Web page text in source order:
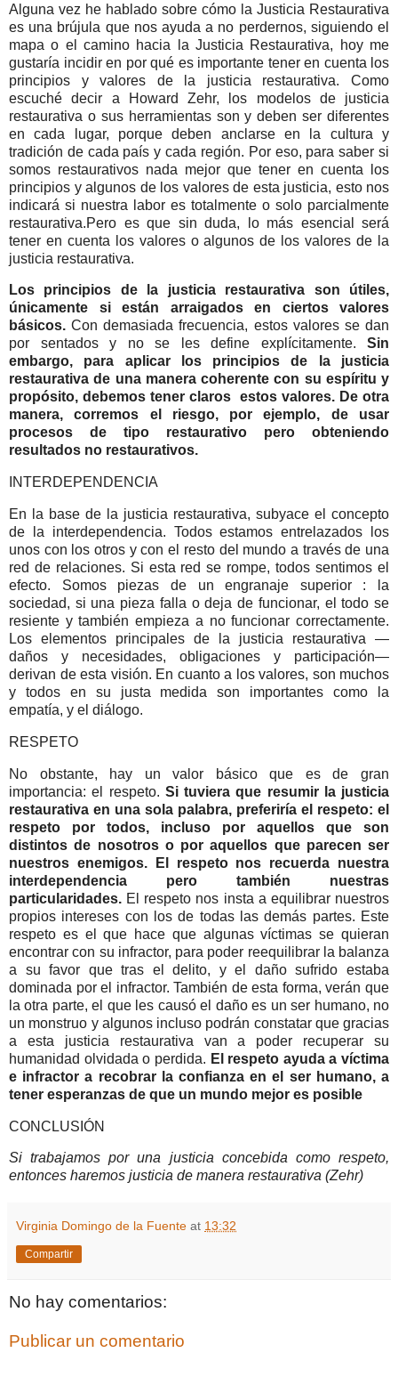
Alguna vez he hablado sobre cómo la Justicia Restaurativa
es una brújula que nos ayuda a no perdernos, siguiendo el
mapa o el camino hacia la Justicia Restaurativa, hoy me
gustaría incidir en por qué es importante tener en cuenta los
principios y valores de la justicia restaurativa. Como
escuché decir a Howard Zehr, los modelos de justicia
restaurativa o sus herramientas son y deben ser diferentes
en cada lugar, porque deben anclarse en la cultura y
tradición de cada país y cada región. Por eso, para saber si
somos restaurativos nada mejor que tener en cuenta los
principios y algunos de los valores de esta justicia, esto nos
indicará si nuestra labor es totalmente o solo parcialmente
restaurativa.Pero es que sin duda, lo más esencial será
tener en cuenta los valores o algunos de los valores de la
justicia restaurativa.
Los principios de la justicia restaurativa son útiles,
únicamente si están arraigados en ciertos valores
básicos. Con demasiada frecuencia, estos valores se dan
por sentados y no se les define explícitamente. Sin
embargo, para aplicar los principios de la justicia
restaurativa de una manera coherente con su espíritu y
propósito, debemos tener claros estos valores. De otra
manera, corremos el riesgo, por ejemplo, de usar
procesos de tipo restaurativo pero obteniendo
resultados no restaurativos.
INTERDEPENDENCIA
En la base de la justicia restaurativa, subyace el concepto
de la interdependencia. Todos estamos entrelazados los
unos con los otros y con el resto del mundo a través de una
red de relaciones. Si esta red se rompe, todos sentimos el
efecto. Somos piezas de un engranaje superior : la
sociedad, si una pieza falla o deja de funcionar, el todo se
resiente y también empieza a no funcionar correctamente.
Los elementos principales de la justicia restaurativa —
daños y necesidades, obligaciones y participación—
derivan de esta visión. En cuanto a los valores, son muchos
y todos en su justa medida son importantes como la
empatía, y el diálogo.
RESPETO
No obstante, hay un valor básico que es de gran
importancia: el respeto. Si tuviera que resumir la justicia
restaurativa en una sola palabra, preferiría el respeto: el
respeto por todos, incluso por aquellos que son
distintos de nosotros o por aquellos que parecen ser
nuestros enemigos. El respeto nos recuerda nuestra
interdependencia pero también nuestras
particularidades. El respeto nos insta a equilibrar nuestros
propios intereses con los de todas las demás partes. Este
respeto es el que hace que algunas víctimas se quieran
encontrar con su infractor, para poder reequilibrar la balanza
a su favor que tras el delito, y el daño sufrido estaba
dominada por el infractor. También de esta forma, verán que
la otra parte, el que les causó el daño es un ser humano, no
un monstruo y algunos incluso podrán constatar que gracias
a esta justicia restaurativa van a poder recuperar su
humanidad olvidada o perdida. El respeto ayuda a víctima
e infractor a recobrar la confianza en el ser humano, a
tener esperanzas de que un mundo mejor es posible
CONCLUSIÓN
Si trabajamos por una justicia concebida como respeto,
entonces haremos justicia de manera restaurativa (Zehr)
Virginia Domingo de la Fuente at 13:32
Compartir
No hay comentarios:
Publicar un comentario